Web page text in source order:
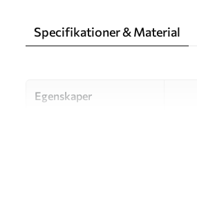
Specifikationer & Material
Egenskaper